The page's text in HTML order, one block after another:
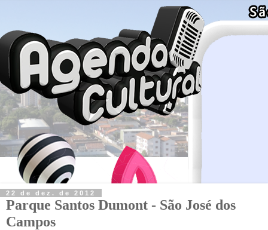
22 de dez. de 2012
Parque Santos Dumont - São José dos
Campos